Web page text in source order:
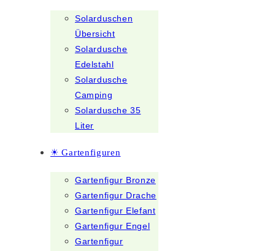
Solarduschen
Übersicht
Solardusche
Edelstahl
Solardusche
Camping
Solardusche 35
Liter
☀ Gartenfiguren
Gartenfigur Bronze
Gartenfigur Drache
Gartenfigur Elefant
Gartenfigur Engel
Gartenfigur